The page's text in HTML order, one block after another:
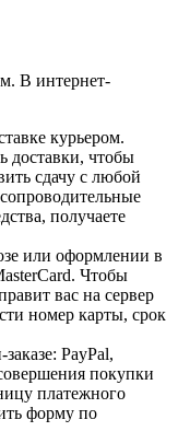
В интернет-
курьером.
доставки, чтобы
сдачу с любой
получаете
или оформлении в
Чтобы
вас на сервер
номер карты, срок
PayPal,
покупки
платежного
форму по